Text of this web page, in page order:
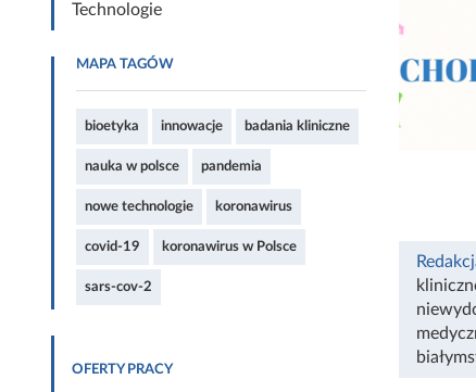
Technologie
MAPA TAGÓW
bioetyka innowacje badania kliniczne
nauka w polsce pandemia
nowe technologie koronawirus
covid-19 koronawirus w Polsce
sars-cov-2
OFERTY PRACY